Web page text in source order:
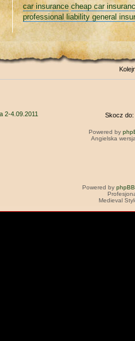
car insurance cheap car
professional liability general
2-4.09.2011 Skocz do:
Powered by
Angielska
Powered by phpBB
Medieval